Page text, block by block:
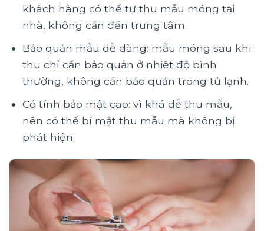
khách hàng có thể tự thu mẫu móng tại
nhà, không cần đến trung tâm.
Bảo quản mẫu dễ dàng: mẫu móng sau khi
thu chỉ cần bảo quản ở nhiệt độ bình
thường, không cần bảo quản trong tủ lạnh.
Có tính bảo mật cao: vì khá dễ thu mẫu,
nên có thể bí mật thu mẫu mà không bị
phát hiện.